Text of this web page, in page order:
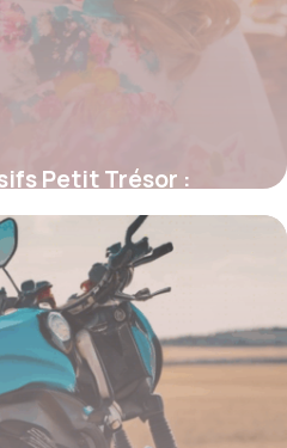
Petit Trésor :
dès aujourd’hui